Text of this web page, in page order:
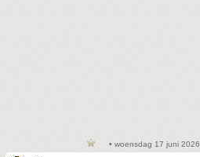
• woensdag 17 juni